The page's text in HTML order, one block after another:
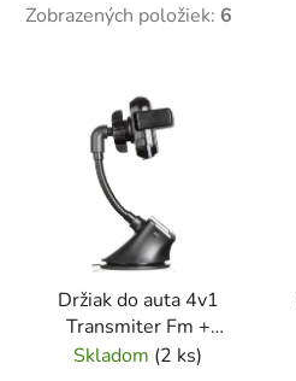
Zobrazených položiek: 6
Držiak do auta 4v1
Transmiter Fm +
Bezdôtová nabíjačka
Skladom (2 ks)